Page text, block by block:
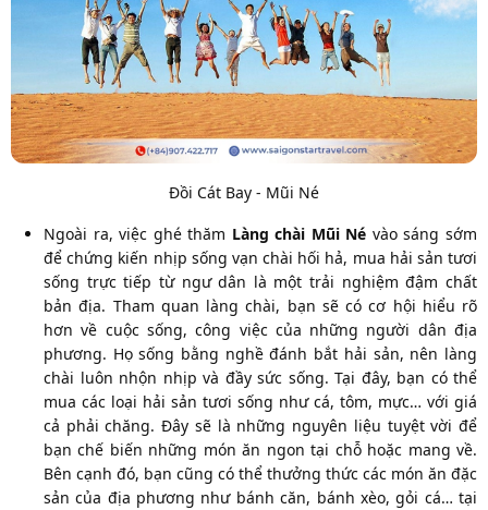
Đồi Cát Bay - Mũi Né
Ngoài ra, việc ghé thăm Làng chài Mũi Né vào sáng sớm
để chứng kiến nhịp sống vạn chài hối hả, mua hải sản tươi
sống trực tiếp từ ngư dân là một trải nghiệm đậm chất
bản địa. Tham quan làng chài, bạn sẽ có cơ hội hiểu rõ
hơn về cuộc sống, công việc của những người dân địa
phương. Họ sống bằng nghề đánh bắt hải sản, nên làng
chài luôn nhộn nhịp và đầy sức sống. Tại đây, bạn có thể
mua các loại hải sản tươi sống như cá, tôm, mực… với giá
cả phải chăng. Đây sẽ là những nguyên liệu tuyệt vời để
bạn chế biến những món ăn ngon tại chỗ hoặc mang về.
Bên cạnh đó, bạn cũng có thể thưởng thức các món ăn đặc
sản của địa phương như bánh căn, bánh xèo, gỏi cá… tại